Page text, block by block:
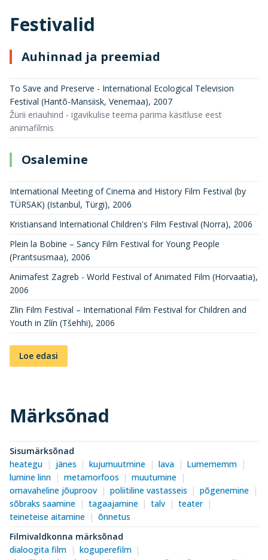
Festivalid
Auhinnad ja preemiad
To Save and Preserve - International Ecological Television
Festival (Hantõ-Mansiisk, Venemaa), 2007
Žürii eriauhind - igavikulise teema parima käsitluse eest
animafilmis
Osalemine
International Meeting of Cinema and History Film Festival (by
TÜRSAK) (Istanbul, Türgi), 2006
Kristiansand International Children's Film Festival (Norra), 2006
Plein la Bobine – Sancy Film Festival for Young People
(Prantsusmaa), 2006
Animafest Zagreb - World Festival of Animated Film (Horvaatia),
2006
Zlin Film Festival – International Film Festival for Children and
Youth in Zlín (Tšehhi), 2006
Loe edasi
Märksõnad
Sisumärksõnad
heategu
jänes kujumuutmine lava
Lumememm
lumine linn
metamorfoos
muutumine
omavaheline jõuproov
poliitiline vastasseis
põgenemine
sõbraks saamine
tagaajamine talv
teater
teineteise aitamine
õnnetus
Filmivaldkonna märksõnad
dialoogita film
koguperefilm